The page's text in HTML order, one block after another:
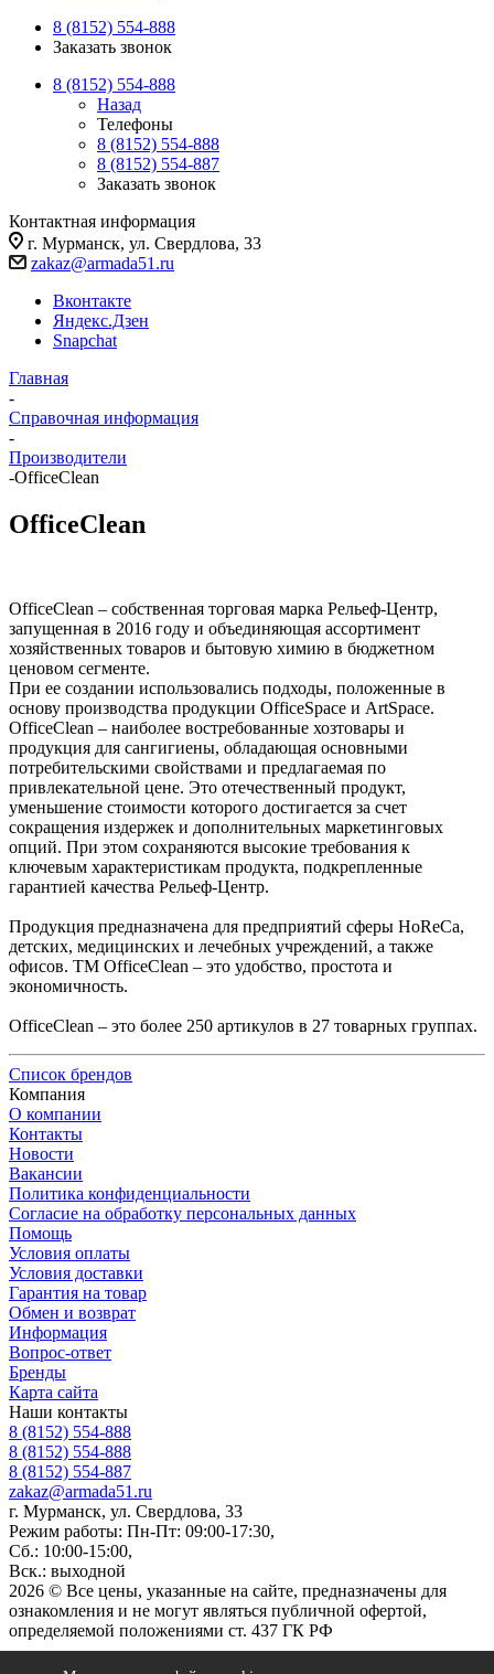
8 (8152) 554-888
Заказать звонок
8 (8152) 554-888
Назад
Телефоны
8 (8152) 554-888
8 (8152) 554-887
Заказать звонок
Контактная информация
г. Мурманск, ул. Свердлова, 33
zakaz@armada51.ru
Вконтакте
Яндекс.Дзен
Snapchat
Главная
-
Справочная информация
-
Производители
-OfficeClean
OfficeClean
OfficeClean – собственная торговая марка Рельеф-Центр,
запущенная в 2016 году и объединяющая ассортимент
хозяйственных товаров и бытовую химию в бюджетном
ценовом сегменте.
При ее создании использовались подходы, положенные в
основу производства продукции OfficeSpace и ArtSpace.
OfficeClean – наиболее востребованные хозтовары и
продукция для сангигиены, обладающая основными
потребительскими свойствами и предлагаемая по
привлекательной цене. Это отечественный продукт,
уменьшение стоимости которого достигается за счет
сокращения издержек и дополнительных маркетинговых
опций. При этом сохраняются высокие требования к
ключевым характеристикам продукта, подкрепленные
гарантией качества Рельеф-Центр.
Продукция предназначена для предприятий сферы HoReCa,
детских, медицинских и лечебных учреждений, а также
офисов. ТМ OfficeClean – это удобство, простота и
экономичность.
OfficeClean – это более 250 артикулов в 27 товарных группах.
Список брендов
Компания
О компании
Контакты
Новости
Вакансии
Политика конфиденциальности
Согласие на обработку персональных данных
Помощь
Условия оплаты
Условия доставки
Гарантия на товар
Обмен и возврат
Информация
Вопрос-ответ
Бренды
Карта сайта
Наши контакты
8 (8152) 554-888
8 (8152) 554-888
8 (8152) 554-887
zakaz@armada51.ru
г. Мурманск, ул. Свердлова, 33
Режим работы: Пн-Пт: 09:00-17:30,
Сб.: 10:00-15:00,
Вск.: выходной
2026 © Все цены, указанные на сайте, предназначены для
ознакомления и не могут являться публичной офертой,
определяемой положениями ст. 437 ГК РФ
Вконтакте